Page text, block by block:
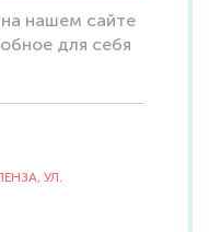
нашем сайте
для себя
УЛ.